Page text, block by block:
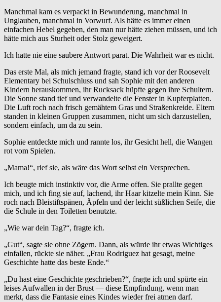
Manchmal kam es verpackt in Bewunderung, manchmal in
Unglauben, manchmal in Vorwurf. Als hätte es immer einen
einfachen Hebel gegeben, den man nur hätte ziehen müssen, und ich
hätte mich aus Sturheit oder Stolz geweigert.
Ich hatte nie eine saubere Antwort parat. Die Wahrheit war es nicht.
Das erste Mal, als mich jemand fragte, stand ich vor der Roosevelt
Elementary bei Schulschluss und sah Sophie mit den anderen
Kindern herauskommen, ihr Rucksack hüpfte gegen ihre Schultern.
Die Sonne stand tief und verwandelte die Fenster in Kupferplatten.
Die Luft roch nach frisch gemähtem Gras und Straßenkreide. Eltern
standen in kleinen Gruppen zusammen, nicht um sich darzustellen,
sondern einfach, um da zu sein.
Sophie entdeckte mich und rannte los, ihr Gesicht hell, die Wangen
rot vom Spielen.
„Mama!“, rief sie, als wäre das Wort selbst ein Versprechen.
Ich beugte mich instinktiv vor, die Arme offen. Sie prallte gegen
mich, und ich fing sie auf, lachend, ihr Haar kitzelte mein Kinn. Sie
roch nach Bleistiftspänen, Äpfeln und der leicht süßlichen Seife, die
die Schule in den Toiletten benutzte.
„Wie war dein Tag?“, fragte ich.
„Gut“, sagte sie ohne Zögern. Dann, als würde ihr etwas Wichtiges
einfallen, rückte sie näher. „Frau Rodriguez hat gesagt, meine
Geschichte hatte das beste Ende.“
„Du hast eine Geschichte geschrieben?“, fragte ich und spürte ein
leises Aufwallen in der Brust — diese Empfindung, wenn man
merkt, dass die Fantasie eines Kindes wieder frei atmen darf.